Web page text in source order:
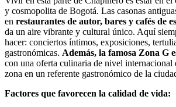
y cosmopolita de Bogotá. Las casonas
en restaurantes de autor, bares y cafés de
da un aire vibrante y cultural único. Aquí
hacer: conciertos íntimos, exposiciones,
gastronómicas. Además, la famosa Zona G
con una oferta culinaria de nivel internacional
zona en un referente gastronómico de la
Factores que favorecen la calidad de vida: